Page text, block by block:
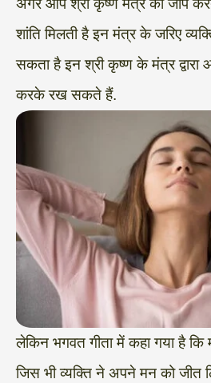
अगर आप श्री कृष्ण मंत्र का जाप
शांति मिलती है इन मंत्र के जरिए
सकता है इन श्री कृष्ण के मंत्र
करके रख सकते हैं.
लेकिन भगवत गीता में कहा गया है कि
जिस भी व्यक्ति ने अपने मन को जीत